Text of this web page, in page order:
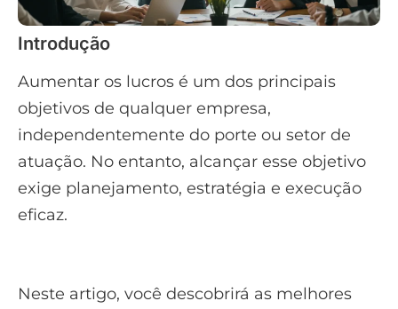
Introdução
Aumentar os lucros é um dos principais
objetivos de qualquer empresa,
independentemente do porte ou setor de
atuação. No entanto, alcançar esse objetivo
exige planejamento, estratégia e execução
eficaz.
Neste artigo, você descobrirá as melhores